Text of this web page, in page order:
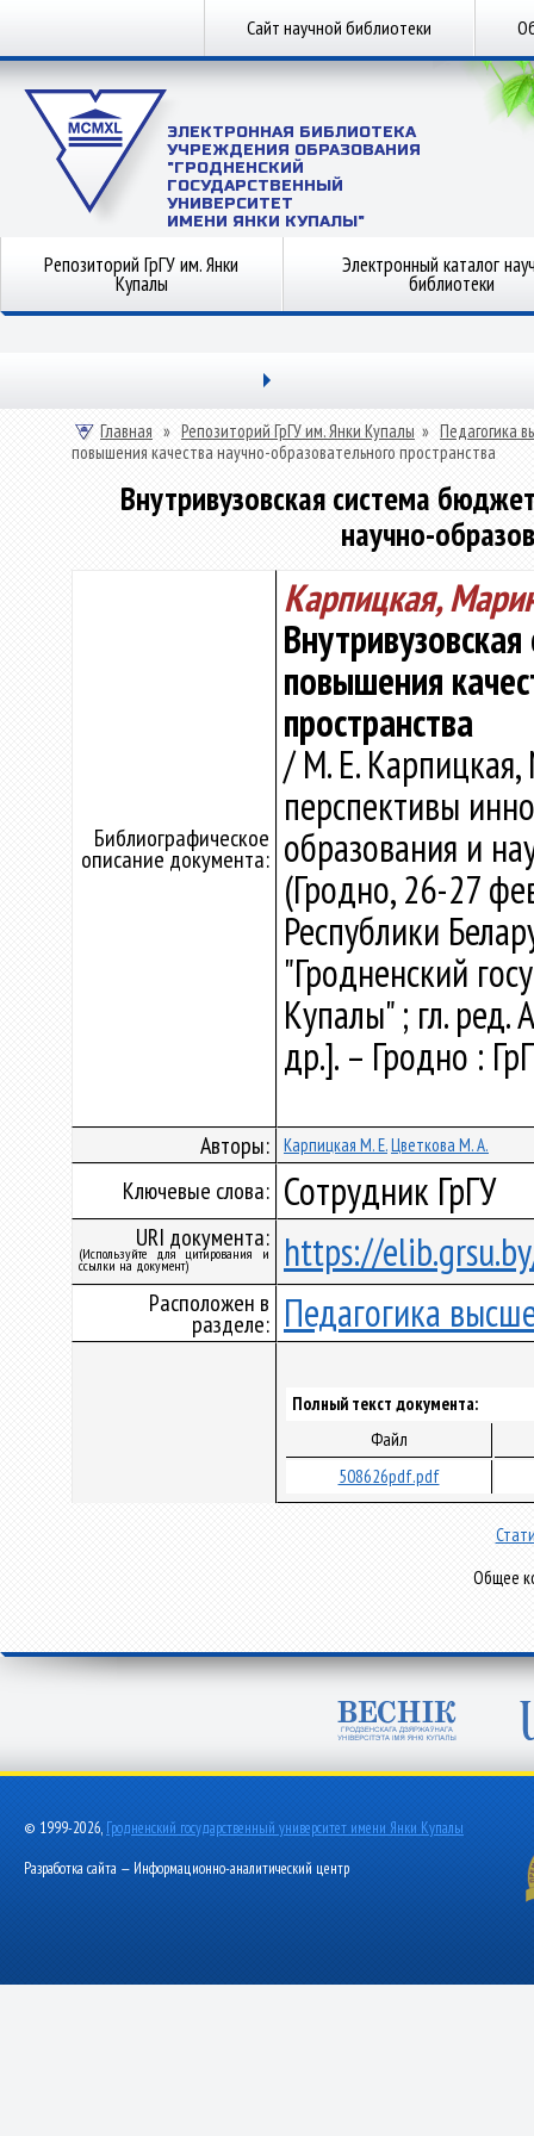
Сайт научной библиотеки
ЭЛЕКТРОННАЯ БИБЛИОТЕКА
УЧРЕЖДЕНИЯ ОБРАЗОВАНИЯ
"ГРОДНЕНСКИЙ
ГОСУДАРСТВЕННЫЙ
УНИВЕРСИТЕТ
ИМЕНИ ЯНКИ КУПАЛЫ"
Репозиторий ГрГУ им. Янки
Купалы
Электронный каталог
библиотеки
Главная » Репозиторий ГрГУ им. Янки Купалы » Педагогика
повышения качества научно-образовательного пространства
Внутривузовская система
научно-
Библиографическое
описание документа:
Карпицкая,
повышения
пространства
/ М. Е.
перспективы
образования и
(Гродно, 26-27
Республики
"Гродненский
Купалы" ; гл. ред.
др.]. – Гродно :
Авторы: Карпицкая М. Е.Цветкова М. А.
Ключевые слова: Сотрудник ГрГУ
URI документа:
(Используйте для цитирования и
ссылки на документ) https://
Расположен в
разделе: Педагогика
Полный текст документа:
Файл
508626pdf.pdf
Общее
© 1999-2026, Гродненский государственный университет имени Янки Купалы
Разработка сайта — Информационно-аналитический центр